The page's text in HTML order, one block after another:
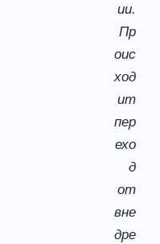
ии.
Пр
оис
ход
ит
пер
ехо
д
от
вне
дре